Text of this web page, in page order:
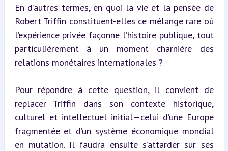
En d’autres termes, en quoi la vie et la pensée de
Robert Triffin constituent-elles ce mélange rare où
l’expérience privée façonne l’histoire publique, tout
particulièrement à un moment charnière des
relations monétaires internationales ?
Pour répondre à cette question, il convient de
replacer Triffin dans son contexte historique,
culturel et intellectuel initial—celui d’une Europe
fragmentée et d’un système économique mondial
en mutation. Il faudra ensuite s’attarder sur ses